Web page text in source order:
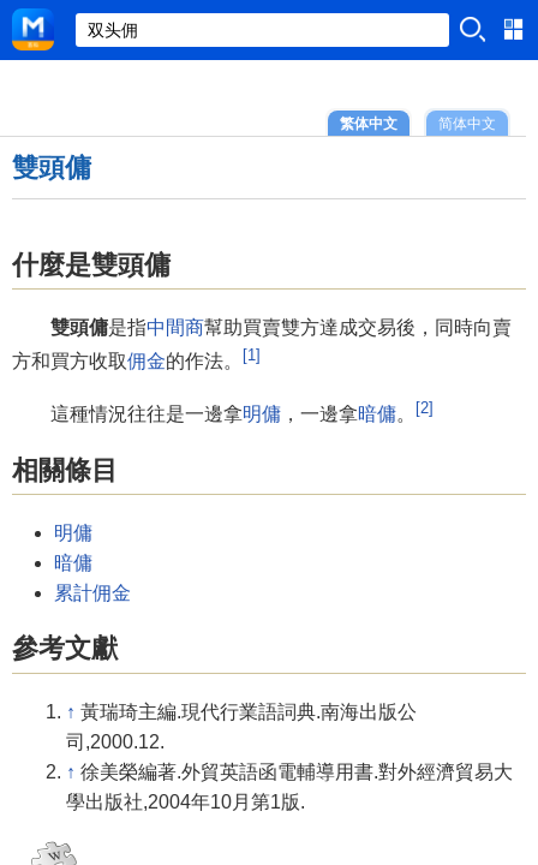
简体中文
繁体中文
雙頭傭
什麼是雙頭傭
雙頭傭是指中間商幫助買賣雙方達成交易後，同時向賣
方和買方收取佣金的作法。 [1]
這種情況往往是一邊拿明傭 ，一邊拿暗傭。 [2]
相關條目
明傭
暗傭
累計佣金
參考文獻
↑ 黃瑞琦主編.現代行業語詞典.南海出版公
司,2000.12.
↑ 徐美榮編著.外貿英語函電輔導用書.對外經濟貿易大
學出版社,2004年10月第1版.